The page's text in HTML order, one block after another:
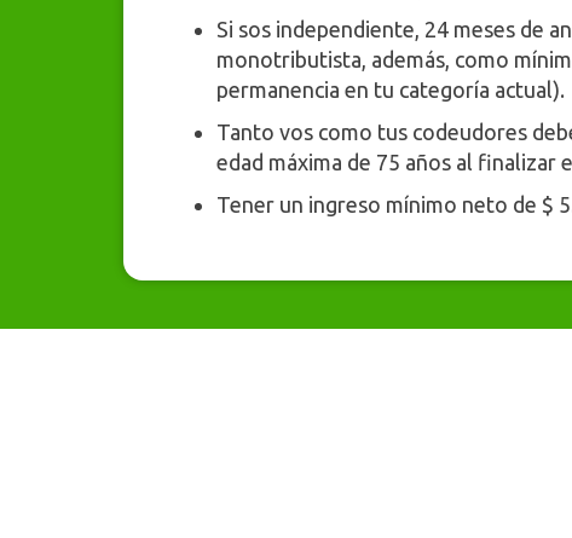
Si sos independiente, 24 meses de
monotributista, además, como
permanencia en tu categoría actual).
Tanto vos como tus codeudores
edad máxima de 75 años al finalizar
Tener un ingreso mínimo neto de $